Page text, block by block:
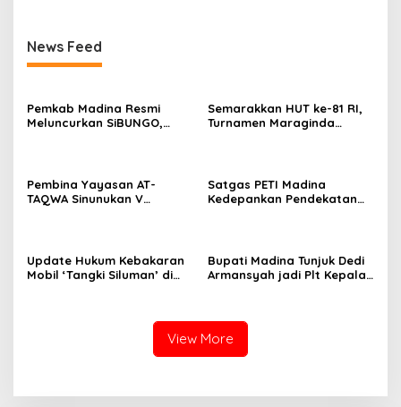
News Feed
Pemkab Madina Resmi
Meluncurkan SiBUNGO,
Semarakkan HUT ke-81 RI,
Turnamen Maraginda
Pembina Yayasan AT-
TAQWA Sinunukan V
Satgas PETI Madina
Kedepankan Pendekatan
Update Hukum Kebakaran
Mobil ‘Tangki Siluman’ di
Bupati Madina Tunjuk Dedi
Armansyah jadi Plt Kepala
View More